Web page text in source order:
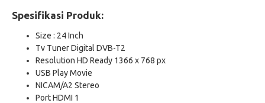
Spesifikasi Produk:
Size : 24 Inch
Tv Tuner Digital DVB-T2
Resolution HD Ready 1366 x 768 px
USB Play Movie
NICAM/A2 Stereo
Port HDMI 1